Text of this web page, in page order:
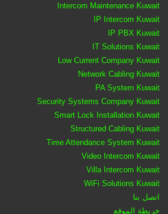
Intercom Maintenance Kuwait
IP Intercom Kuwait
IP PBX Kuwait
IT Solutions Kuwait
Low Current Company Kuwait
Network Cabling Kuwait
PA System Kuwait
Security Systems Company Kuwait
Smart Lock Installation Kuwait
Structured Cabling Kuwait
Time Attendance System Kuwait
Video Intercom Kuwait
Villa Intercom Kuwait
WiFi Solutions Kuwait
اتصل بنا
خريطة الموقع